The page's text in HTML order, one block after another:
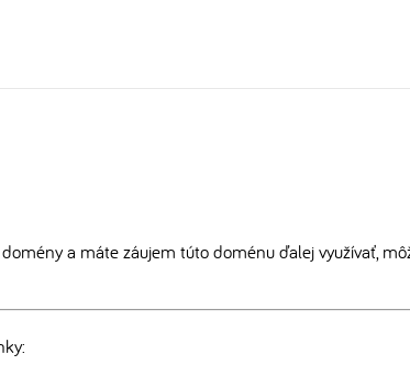
a máte záujem túto doménu ďalej využívať,